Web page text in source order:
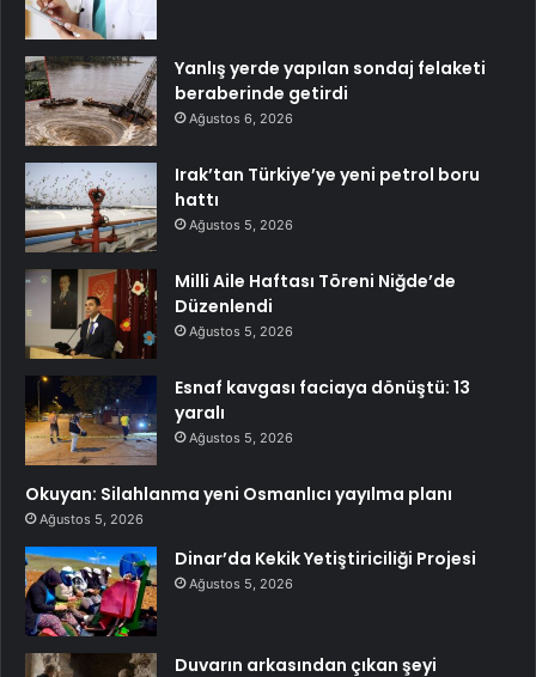
Yanlış yerde yapılan sondaj felaketi
beraberinde getirdi
Ağustos 6, 2026
Irak’tan Türkiye’ye yeni petrol boru
hattı
Ağustos 5, 2026
Milli Aile Haftası Töreni Niğde’de
Düzenlendi
Ağustos 5, 2026
Esnaf kavgası faciaya dönüştü: 13
yaralı
Ağustos 5, 2026
Okuyan: Silahlanma yeni Osmanlıcı yayılma planı
Ağustos 5, 2026
Dinar’da Kekik Yetiştiriciliği Projesi
Ağustos 5, 2026
Duvarın arkasından çıkan şeyi